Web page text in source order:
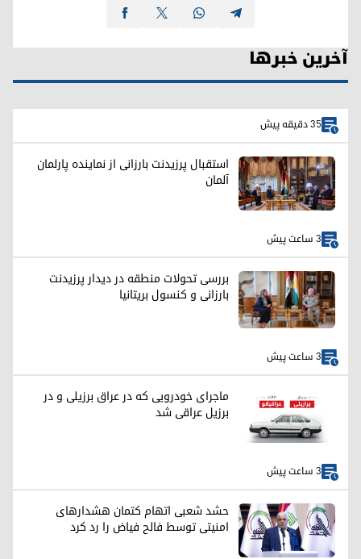
آخرین خبرها
35 دقیقه پیش
استقبال پرزیدنت بارزانی از نماینده پارلمان
آلمان
3 ساعت پیش
بررسی تحولات منطقه در دیدار پرزیدنت
بارزانی و کنسول بریتانیا
3 ساعت پیش
ماجرای خودرویی که در عراق برزیلی و در
برزیل عراقی شد
3 ساعت پیش
حشد شعبی اتهام کتمان هشدارهای
امنیتی توسط فالح فیاض را رد کرد